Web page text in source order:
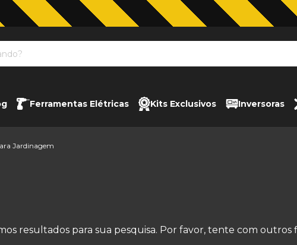
Jardinagem com The Black Tools
Ferramentas Elétricas Kits Exclusivos Inversoras
Jardinagem
resultados para sua pesquisa. Por favor, tente com outros